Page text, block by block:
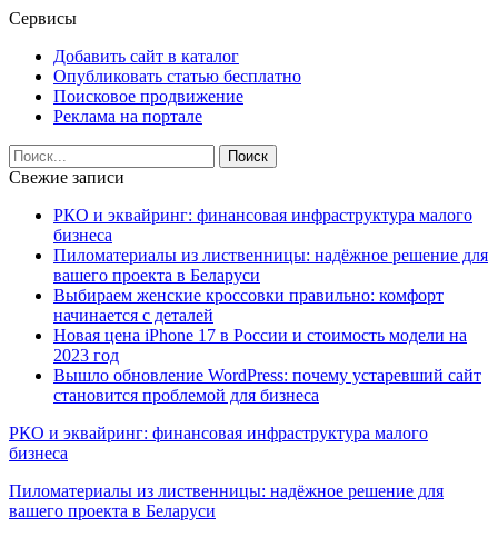
Сервисы
Добавить сайт в каталог
Опубликовать статью бесплатно
Поисковое продвижение
Реклама на портале
Свежие записи
РКО и эквайринг: финансовая инфраструктура малого
бизнеса
Пиломатериалы из лиственницы: надёжное решение для
вашего проекта в Беларуси
Выбираем женские кроссовки правильно: комфорт
начинается с деталей
Новая цена iPhone 17 в России и стоимость модели на
2023 год
Вышло обновление WordPress: почему устаревший сайт
становится проблемой для бизнеса
РКО и эквайринг: финансовая инфраструктура малого
бизнеса
Пиломатериалы из лиственницы: надёжное решение для
вашего проекта в Беларуси